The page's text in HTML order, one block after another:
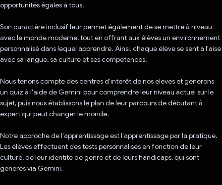
opportunités égales à tous.
Son caractère inclusif leur permet également de se mettre à niveau
avec le monde moderne, tout en offrant aux élèves un environnement
personnalisé dans lequel apprendre. Ainsi, chaque élève se sent à l'aise
avec sa langue, sa culture et ses compétences.
Nous tenons compte des centres d'intérêt de nos élèves et générons
un quiz à l'aide de Gemini pour comprendre leur niveau actuel sur le
sujet, puis nous établissons le plan de leur parcours de débutant à
expert qui peut changer le monde.
Notre approche de l'apprentissage est l'apprentissage par la pratique.
Les élèves effectuent des tests personnalisés en fonction de leur
culture, de leur identité de genre et de leurs handicaps, qui sont
générés via Gemini.